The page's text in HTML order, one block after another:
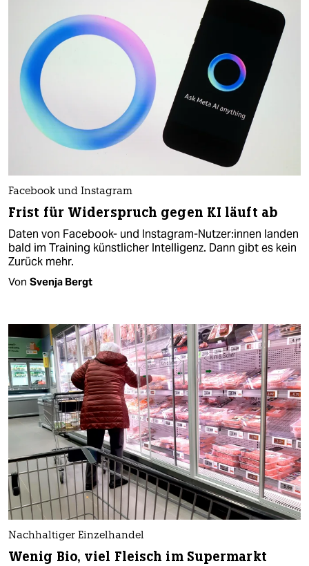
Facebook und Instagram
Frist für Widerspruch gegen KI läuft ab
Daten von Facebook- und Instagram-Nutzer:innen landen
bald im Training künstlicher Intelligenz. Dann gibt es kein
Zurück mehr.
Von Svenja Bergt
Nachhaltiger Einzelhandel
Wenig Bio, viel Fleisch im Supermarkt